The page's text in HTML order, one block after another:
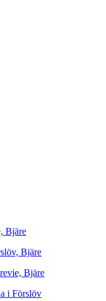
Bjäre
Bjäre
Bjäre
i Förslöv